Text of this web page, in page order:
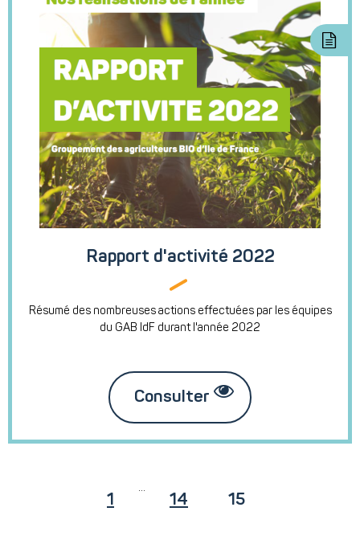
Rapport d'activité 2022
Résumé des nombreuses actions effectuées par les équipes
du GAB IdF durant l'année 2022
Consulter
1
...
14 15